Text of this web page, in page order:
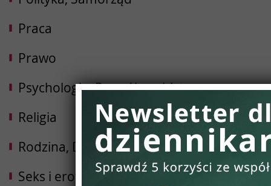
Praca
Prawo
Psychologia, Rozwój osobisty
Religia
Rodzina, Dziecko, Ciąża
Seks i erotyka